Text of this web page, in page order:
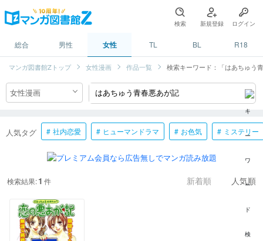
検索 新規登録 ログイン
総合 男性 女性 TL BL R18
マンガ図書館Zトップ 女性漫画 作品一覧 検索キーワード：「はあちゅう
人気タグ 社内恋愛 ヒューマンドラマ お色気 ミステリー
検索結果:1 件 新着順 人気順